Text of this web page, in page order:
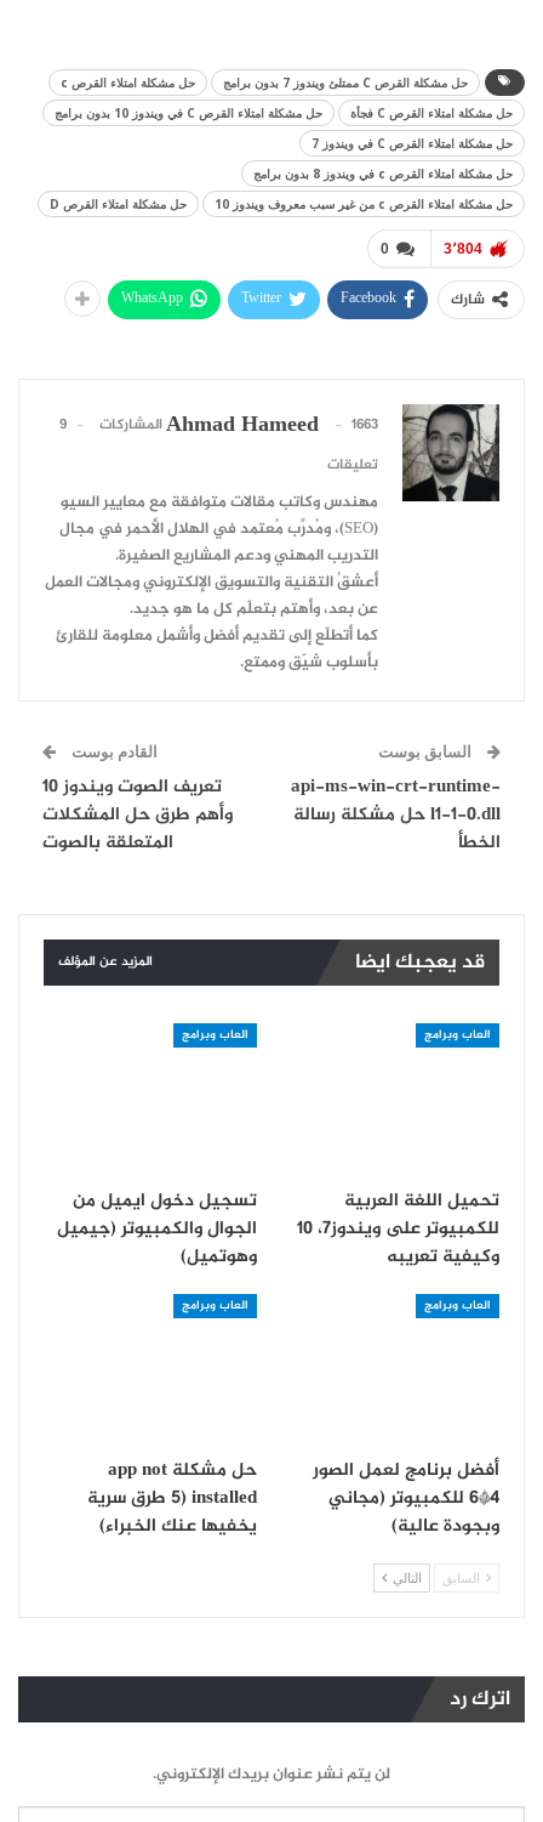
حل مشكلة القرص C ممتلئ ويندوز 7 بدون برامج
حل مشكلة امتلاء القرص c
حل مشكلة امتلاء القرص C فجأة
حل مشكلة امتلاء القرص C في ويندوز 10 بدون برامج
حل مشكلة امتلاء القرص C في ويندوز 7
حل مشكلة امتلاء القرص c في ويندوز 8 بدون برامج
حل مشكلة امتلاء القرص c من غير سبب معروف ويندوز 10
حل مشكلة امتلاء القرص D
0 3٬804
شارك Facebook
Twitter
WhatsApp
Ahmad Hameed 1663 المشاركات
9
تعليقات
مهندس وكاتب مقالات متوافقة مع معايير السيو
(SEO)، ومُدرِّب مُعتمد في الهلال الأحمر في مجال
التدريب المهني ودعم المشاريع الصغيرة.
أعشقُ التقنية والتسويق الإلكتروني ومجالات العمل
عن بعد، وأهتم بتعلّم كل ما هو جديد.
كما أتطلّع إلى تقديم أفضل وأشمل معلومة للقارئ
بأسلوب شيّق وممتع.
السابق بوست
api-ms-win-crt-runtime-
l1-1-0.dll حل مشكلة رسالة
الخطأ
القادم بوست
تعريف الصوت ويندوز 10
وأهم طرق حل المشكلات
المتعلقة بالصوت
قد يعجبك ايضا المزيد عن المؤلف
العاب وبرامج
تحميل اللغة العربية
للكمبيوتر على ويندوز7، 10
وكيفية تعريبه
العاب وبرامج
تسجيل دخول ايميل من
الجوال والكمبيوتر (جيميل
وهوتميل)
العاب وبرامج
أفضل برنامج لعمل الصور
4*6 للكمبيوتر (مجاني
وبجودة عالية)
العاب وبرامج
حل مشكلة app not
installed (5 طرق سرية
يخفيها عنك الخبراء)
السابق التالي
اترك رد
لن يتم نشر عنوان بريدك الإلكتروني.